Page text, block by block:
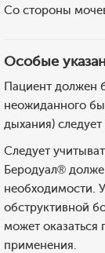
Со стороны
Особые
Пациент должен
неожиданного
дыхания)
Следует
Беродуал®
необходимости.
обструктивной
может оказаться
применения.